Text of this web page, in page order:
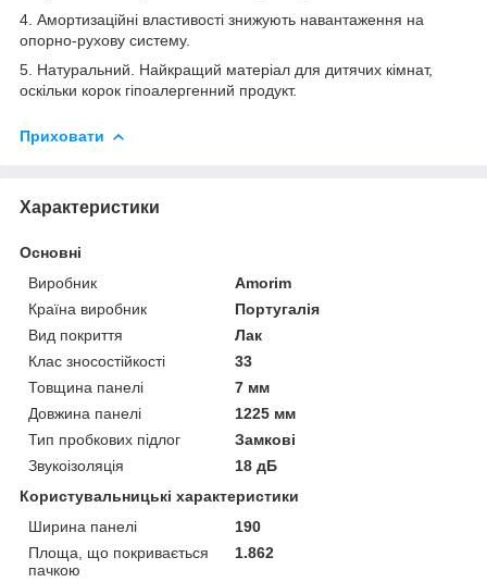
4. Амортизаційні властивості знижують навантаження на
опорно-рухову систему.
5. Натуральний. Найкращий матеріал для дитячих кімнат,
оскільки корок гіпоалергенний продукт.
Приховати
Характеристики
Основні
Виробник
Amorim
Країна виробник
Португалія
Вид покриття
Лак
Клас зносостійкості
33
Товщина панелі
7 мм
Довжина панелі
1225 мм
Тип пробкових підлог
Замкові
Звукоізоляція
18 дБ
Користувальницькі характеристики
Ширина панелі
190
Площа, що покривається
пачкою
1.862